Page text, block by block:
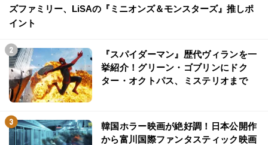
ズファミリー、LiSAの『ミニオンズ＆モンスターズ』推しポ
イント
『スパイダーマン』歴代ヴィランを一
挙紹介！グリーン・ゴブリンにドク
ター・オクトパス、ミステリオまで
韓国ホラー映画が絶好調！日本公開作
から富川国際ファンタスティック映画